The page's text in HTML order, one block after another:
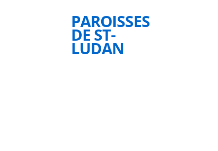
PAROISSES
DE ST-
LUDAN